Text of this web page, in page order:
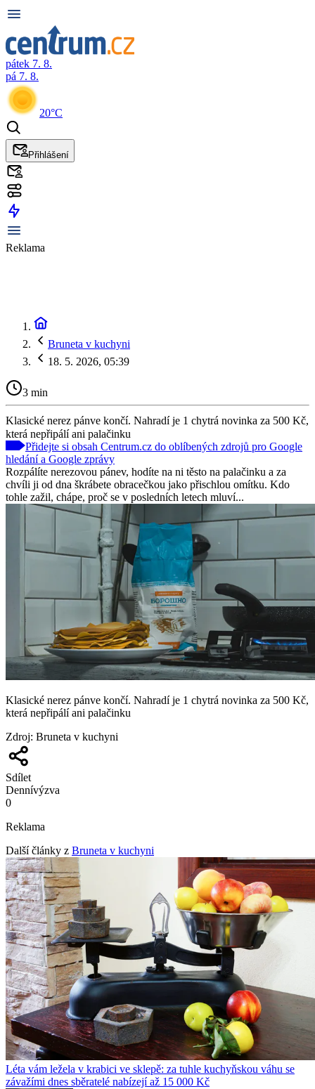
pátek 7. 8.
pá 7. 8.
20°C
Přihlášení
Reklama
Bruneta v kuchyni
18. 5. 2026, 05:39
3 min
Klasické nerez pánve končí. Nahradí je 1 chytrá novinka za 500 Kč,
která nepřipálí ani palačinku
Přidejte si obsah Centrum.cz do oblíbených zdrojů pro Google
hledání a Google zprávy
Rozpálíte nerezovou pánev, hodíte na ni těsto na palačinku a za
chvíli ji od dna škrábete obracečkou jako přischlou omítku. Kdo
tohle zažil, chápe, proč se v posledních letech mluví...
Klasické nerez pánve končí. Nahradí je 1 chytrá novinka za 500 Kč,
která nepřipálí ani palačinku
Zdroj: Bruneta v kuchyni
Sdílet
Dennívýzva
0
Reklama
Další články z Bruneta v kuchyni
Léta vám ležela v krabici ve sklepě: za tuhle kuchyňskou váhu se
závažími dnes sběratelé nabízejí až 15 000 Kč